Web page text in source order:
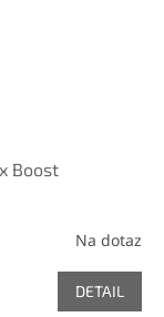
Boost
Na dotaz
DETAIL